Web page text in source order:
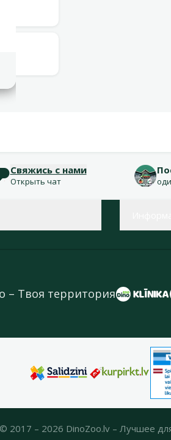
Свяжись с нами
Открыть чат
– Твоя территория
© 2017 – 2026 DinoZoo.lv – Лучшее